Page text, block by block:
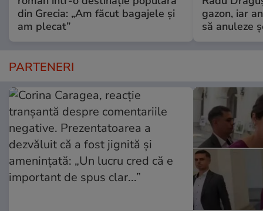
din Grecia: „Am făcut bagajele și
am plecat”
gazon, iar
să anuleze
PARTENERI